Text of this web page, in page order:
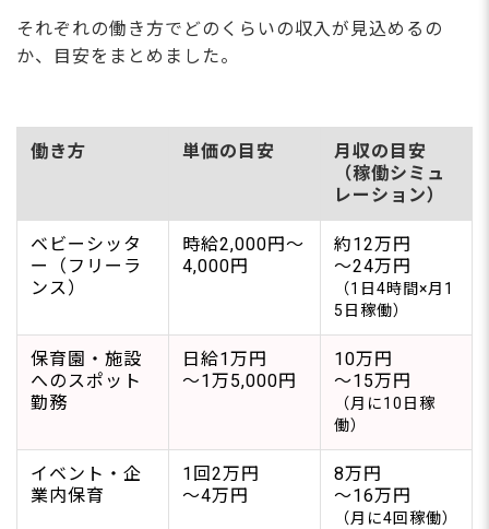
それぞれの働き方でどのくらいの収入が見込めるの
か、目安をまとめました。
働き方 単価の目安
月収の目安
（稼働シミュ
レーション）
ベビーシッタ
ー（フリーラ
ンス）
時給2,000円〜
4,000円
約12万円
〜24万円
（1日4時間×月1
5日稼働）
保育園・施設
へのスポット
勤務
日給1万円
〜1万5,000円
10万円
〜15万円
（月に10日稼
働）
イベント・企
業内保育
1回2万円
〜4万円
8万円
〜16万円
（月に4回稼働）